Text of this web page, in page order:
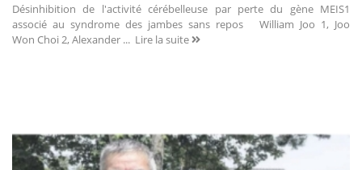
Désinhibition de l'activité cérébelleuse par perte du gène MEIS1
associé au syndrome des jambes sans repos William Joo 1, Joo
Won Choi 2, Alexander ... Lire la suite